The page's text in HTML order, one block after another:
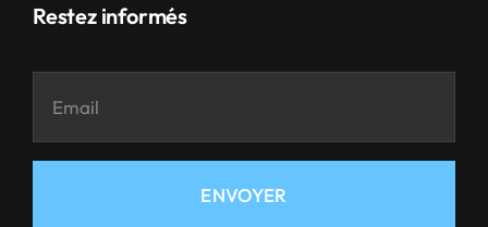
Restez informés
ENVOYER